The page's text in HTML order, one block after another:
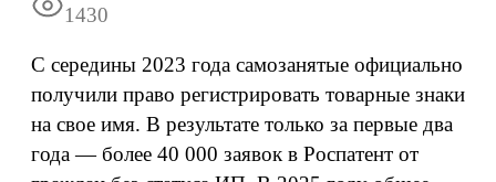
1430
С середины 2023 года самозанятые официально
получили право регистрировать товарные знаки
на свое имя. В результате только за первые два
года — более 40 000 заявок в Роспатент от